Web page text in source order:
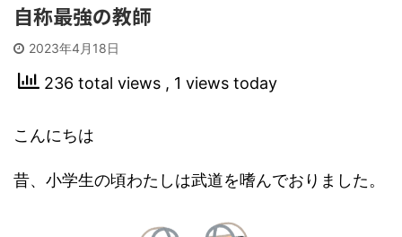
自称最強の教師
2023年4月18日
236 total views , 1 views today
こんにちは
昔、小学生の頃わたしは武道を嗜んでおりました。